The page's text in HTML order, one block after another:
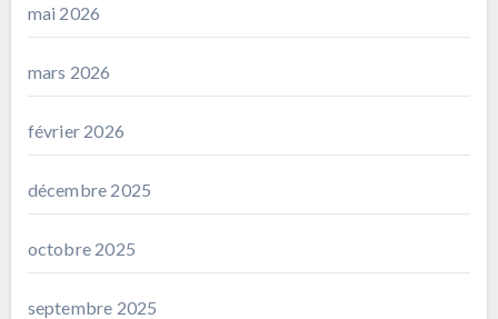
mai 2026
mars 2026
février 2026
décembre 2025
octobre 2025
septembre 2025